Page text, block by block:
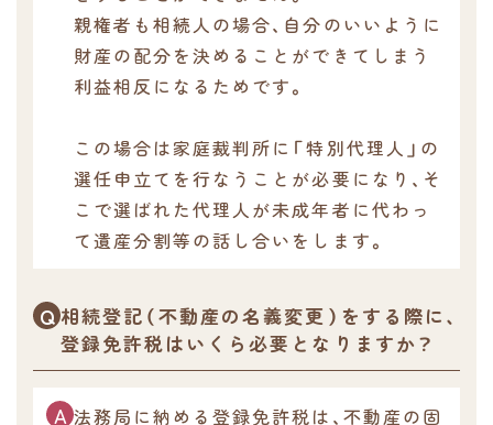
親権者も相続人の場合、自分のいいように
財産の配分を決めることができてしまう
利益相反になるためです。
この場合は家庭裁判所に「特別代理人」の
選任申立てを行なうことが必要になり、そ
こで選ばれた代理人が未成年者に代わっ
て遺産分割等の話し合いをします。
相続登記（不動産の名義変更）をする際に、
登録免許税はいくら必要となりますか？
法務局に納める登録免許税は、不動産の固